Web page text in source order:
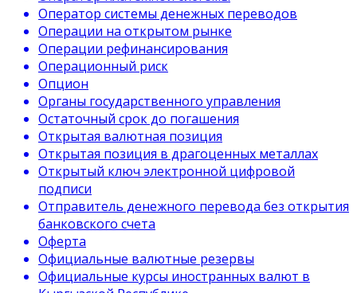
Оператор системы денежных переводов
Операции на открытом рынке
Операции рефинансирования
Операционный риск
Опцион
Органы государственного управления
Остаточный срок до погашения
Открытая валютная позиция
Открытая позиция в драгоценных металлах
Открытый ключ электронной цифровой
подписи
Отправитель денежного перевода без открытия
банковского счета
Оферта
Официальные валютные резервы
Официальные курсы иностранных валют в